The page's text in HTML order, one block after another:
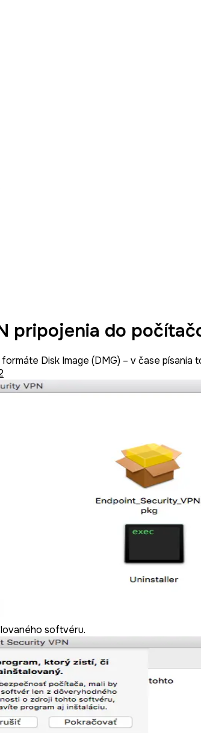
pripojenia do
Disk Image (DMG) – v čase
softvéru.